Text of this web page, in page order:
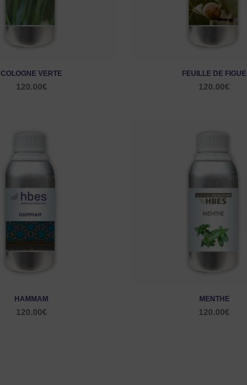
COLOGNE VERTE
120.00€
FEUILLE DE FIGUE
120.00€
HAMMAM
120.00€
MENTHE
120.00€